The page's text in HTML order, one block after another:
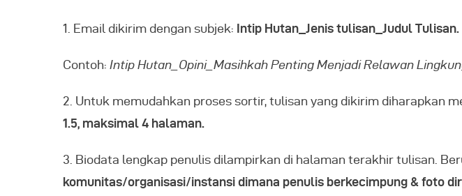
1. Email dikirim dengan subjek: Intip Hutan_Jenis tulisan_Judul Tulisan.
Contoh: Intip Hutan_Opini_Masihkah Penting Menjadi Relawan
2. Untuk memudahkan proses sortir, tulisan yang dikirim diharapkan
1.5, maksimal 4 halaman.
3. Biodata lengkap penulis dilampirkan di halaman terakhir tulisan.
komunitas/organisasi/instansi dimana penulis berkecimpung & foto